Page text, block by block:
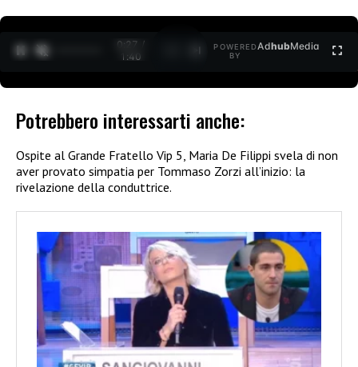
0:28 /
1:40
POWERED
BY
AdhubMedia
Potrebbero interessarti anche:
Ospite al Grande Fratello Vip 5, Maria De Filippi svela di non
aver provato simpatia per Tommaso Zorzi all’inizio: la
rivelazione della conduttrice.